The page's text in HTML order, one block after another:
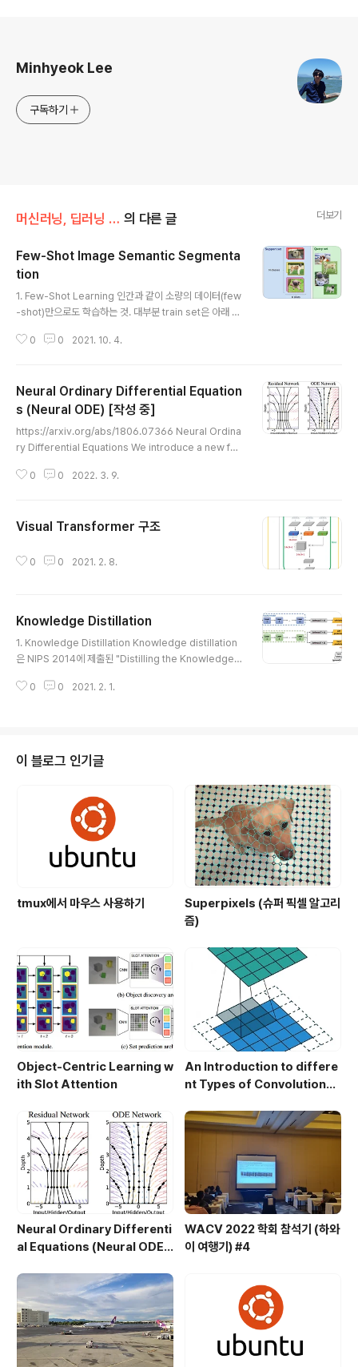
Minhyeok Lee
구독하기
머신러닝, 딥러닝 공부 의 다른 글 더보기
Few-Shot Image Semantic Segmenta
tion
1. Few-Shot Learning 인간과 같이 소량의 데이터(few
-shot)만으로도 학습하는 것. 대부분 train set은 아래 그
이터셋), Query set (training 중 평가에 사용되는 데이
불린다. 당연한 말이지만 N이 클수록, K가 작을수록 어렵
다. Few-show learning을 평가하는 방식은 주로 Meta
-Learning을 사용한다. 아래 그림과 같다. 특징은 모델은
수많은 support set, query set으로 학습이 되는데 이
때 사용되는 클래스를 base class라고..
0 0 2021. 10. 4.
Neural Ordinary Differential Equation
s (Neural ODE) [작성 중]
https://arxiv.org/abs/1806.07366 Neural Ordina
ry Differential Equations We introduce a new fa
specifying a discrete sequence of hidden layer
network is computed using a black-box differen
(이하 Neural ODE)는 201..
0 0 2022. 3. 9.
Visual Transformer 구조
0 0 2021. 2. 8.
Knowledge Distillation
1. Knowledge Distillation Knowledge distillation
은 NIPS 2014에 제출된 "Distilling the Knowledge i
간단하게 큰 모델(Teacher Network)로부터 증류한 지
목적이다. 2. Knowledge Distillation의 구조 $L=\left
(1-\alpha\right)L_{CE}\left(\sigma\left(Z_s\right),\
0 0 2021. 2. 1.
이 블로그 인기글
tmux에서 마우스 사용하기
Superpixels (슈퍼 픽셀 알고리
즘)
Object-Centric Learning w
ith Slot Attention
An Introduction to differe
nt Types of Convolutions i
Neural Ordinary Differenti
al Equations (Neural ODE)
WACV 2022 학회 참석기 (하와
이 여행기) #4